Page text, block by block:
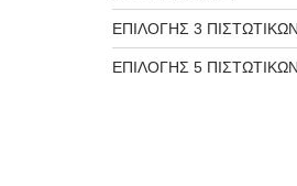
ΕΠΙΛΟΓΗΣ 3
ΕΠΙΛΟΓΗΣ 5